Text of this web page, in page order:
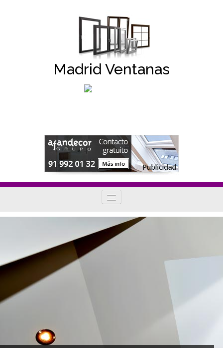
Madrid Ventanas
Fabricantes y marcas
Aplicaciones
Ayudas y subvenciones
Cortinas de cristal